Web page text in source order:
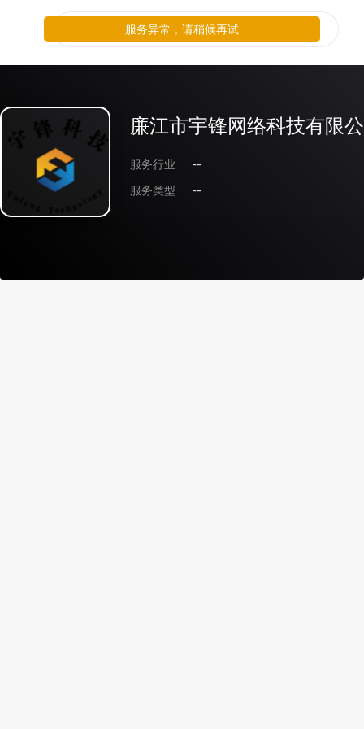
廉江市宇锋网络科技有限
服务行业
--
服务类型
--
服务异常，请稍候再试